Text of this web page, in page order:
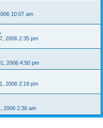
10:07 am
2006 2:35 pm
2006 4:50 pm
2006 2:18 pm
2006 2:36 am